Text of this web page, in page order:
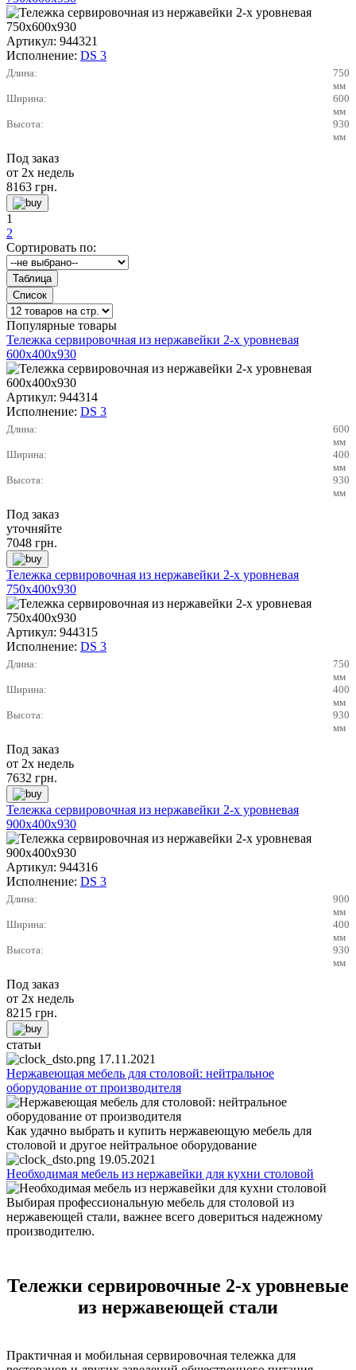
Артикул: 944321
Исполнение: DS 3
Длина:
750
мм
Ширина:
600
мм
Высота:
930
мм
Под заказ
от 2х недель
8163 грн.
1
2
Сортировать по:
Популярные товары
Тележка сервировочная из нержавейки 2-х уровневая
600х400х930
Артикул: 944314
Исполнение: DS 3
Длина:
600
мм
Ширина:
400
мм
Высота:
930
мм
Под заказ
уточняйте
7048 грн.
Тележка сервировочная из нержавейки 2-х уровневая
750х400х930
Артикул: 944315
Исполнение: DS 3
Длина:
750
мм
Ширина:
400
мм
Высота:
930
мм
Под заказ
от 2х недель
7632 грн.
Тележка сервировочная из нержавейки 2-х уровневая
900х400х930
Артикул: 944316
Исполнение: DS 3
Длина:
900
мм
Ширина:
400
мм
Высота:
930
мм
Под заказ
от 2х недель
8215 грн.
статьи
17.11.2021
Нержавеющая мебель для столовой: нейтральное
оборудование от производителя
Как удачно выбрать и купить нержавеющую мебель для
столовой и другое нейтральное оборудование
19.05.2021
Необходимая мебель из нержавейки для кухни столовой
Выбирая профессиональную мебель для столовой из
нержавеющей стали, важнее всего довериться надежному
производителю.
Тележки сервировочные 2-х уровневые
из нержавеющей стали
Практичная и мобильная сервировочная тележка для